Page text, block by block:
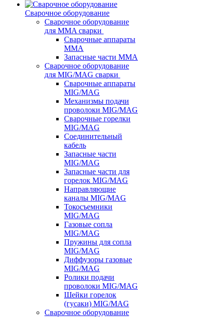
Сварочное оборудование
Сварочное оборудование
для MMA сварки
Сварочные аппараты
MMA
Запасные части MMA
Сварочное оборудование
для MIG/MAG сварки
Сварочные аппараты
MIG/MAG
Механизмы подачи
проволоки MIG/MAG
Сварочные горелки
MIG/MAG
Соединительный
кабель
Запасные части
MIG/MAG
Запасные части для
горелок MIG/MAG
Направляющие
каналы MIG/MAG
Токосъемники
MIG/MAG
Газовые сопла
MIG/MAG
Пружины для сопла
MIG/MAG
Диффузоры газовые
MIG/MAG
Ролики подачи
проволоки MIG/MAG
Шейки горелок
(гусаки) MIG/MAG
Сварочное оборудование